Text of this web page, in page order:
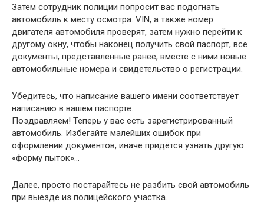
Затем сотрудник полиции попросит вас подогнать
автомобиль к месту осмотра. VIN, а также номер
двигателя автомобиля проверят, затем нужно перейти к
другому окну, чтобы наконец получить свой паспорт, все
документы, представленные ранее, вместе с ними новые
автомобильные номера и свидетельство о регистрации.
Убедитесь, что написание вашего имени соответствует
написанию в вашем паспорте.
Поздравляем! Теперь у вас есть зарегистрированный
автомобиль. Избегайте малейших ошибок при
оформлении документов, иначе придётся узнать другую
«форму пыток»…
Далее, просто постарайтесь не разбить свой автомобиль
при выезде из полицейского участка.